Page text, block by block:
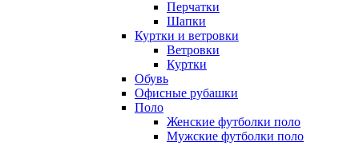
Перчатки
Шапки
Куртки и ветровки
Ветровки
Куртки
Обувь
Офисные рубашки
Поло
Женские футболки поло
Мужские футболки поло